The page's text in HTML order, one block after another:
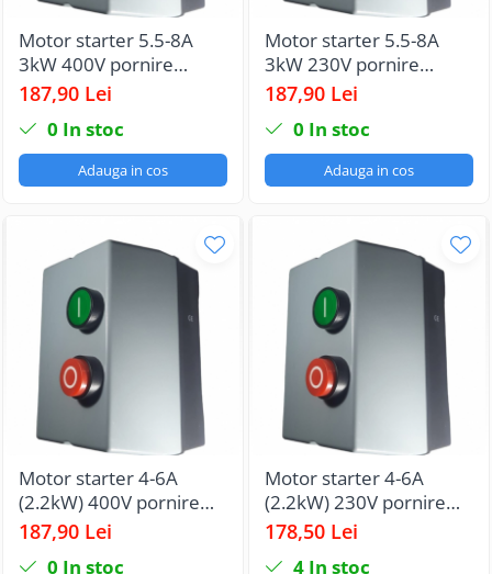
Motor starter 5.5-8A
3kW 400V pornire
motor echipat cu
IP65
187,90 Lei
0 In stoc
Adauga in cos
Motor starter 5.5-8A
3kW 230V pornire
motor echipat cu
IP65
187,90 Lei
0 In stoc
Adauga in cos
Motor starter 4-6A
(2.2kW) 400V pornire
motor echipat cu
187,90 Lei
0 In stoc
Motor starter 4-6A
(2.2kW) 230V pornire
motor echipat cu
178,50 Lei
4 In stoc